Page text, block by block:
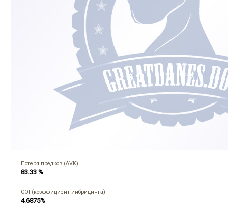
Потеря предков (AVK)
83.33 %
COI (коэффициент инбридинга)
4.6875%